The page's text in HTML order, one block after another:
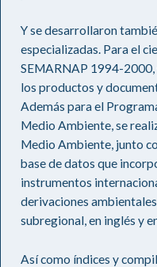
Y se desarrollaron
especializadas. Para el
SEMARNAP 1994-
los productos y
Además para el
Medio Ambiente, se
Medio Ambiente, junto
base de datos que
instrumentos
derivaciones
subregional, en inglés y
Así como índices y